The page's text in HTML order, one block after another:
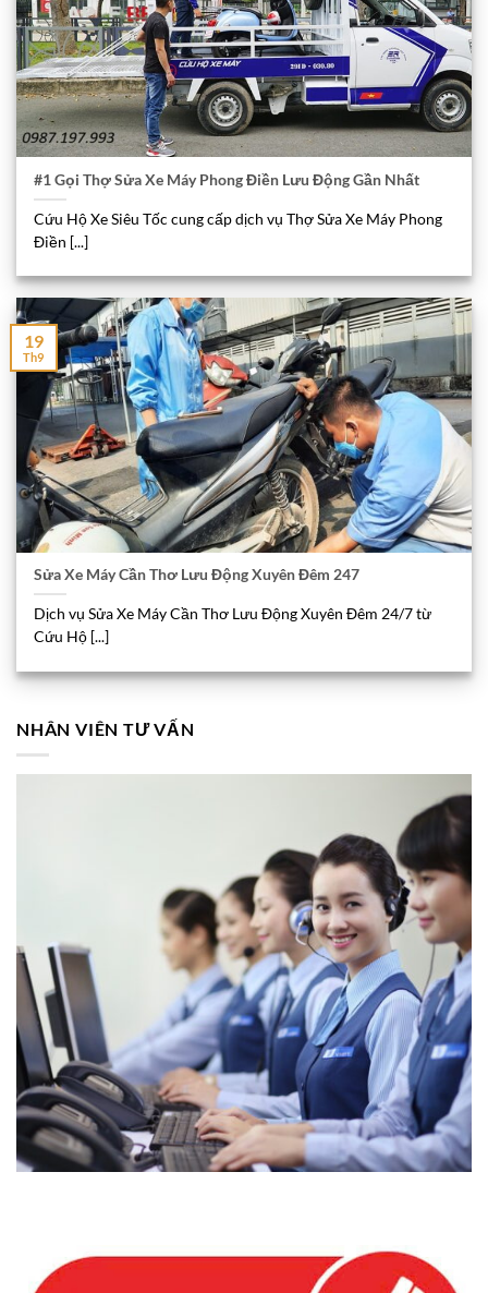
#1 Gọi Thợ Sửa Xe Máy Phong Điền Lưu Động Gần Nhất
Cứu Hộ Xe Siêu Tốc cung cấp dịch vụ Thợ Sửa Xe Máy Phong
Điền [...]
Sửa Xe Máy Cần Thơ Lưu Động Xuyên Đêm 247
Dịch vụ Sửa Xe Máy Cần Thơ Lưu Động Xuyên Đêm 24/7 từ
Cứu Hộ [...]
19
Th9
NHÂN VIÊN TƯ VẤN